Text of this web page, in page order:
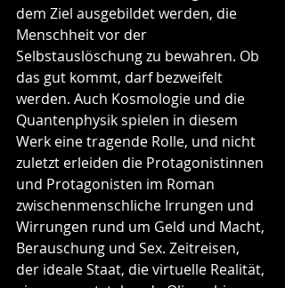
dem Ziel ausgebildet werden, die
Menschheit vor der
Selbstauslöschung zu bewahren. Ob
das gut kommt, darf bezweifelt
werden. Auch Kosmologie und die
Quantenphysik spielen in diesem
Werk eine tragende Rolle, und nicht
zuletzt erleiden die Protagonistinnen
und Protagonisten im Roman
zwischenmenschliche Irrungen und
Wirrungen rund um Geld und Macht,
Berauschung und Sex. Zeitreisen,
der ideale Staat, die virtuelle Realität,